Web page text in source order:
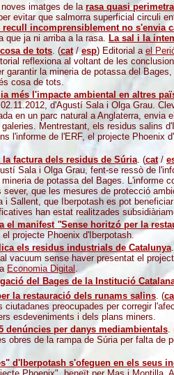
imatges de la rasa quasi
evitar que salmorra superficial circuli
recull incomprensiblement no s'envia
que ja ni arriba a la rasa. La sal i la
de tots. (cat/esp) Editorial a el
reflexiona al voltant de les
garantir la mineria de potassa del
cosa de tots.
més l'impacte ambiental en altres
d'Agustí Sala i Olga Grau.
en un parc natural a Anglaterra,
Mentrestant, els residus salins
l'informe de l'ERF, el projecte Phoenix
la factura dels residus de Súria. (cat/
Sala i Olga Grau, fent-se ressò de
de potassa del Bages. L'informe
que les mesures de protecció
i Sallent, que Iberpotash es pot
han estat realitzades
el manifest "Sense horitzó per la
projecte Phoenix d'Iberpotash.
els residus industrials de Catalunya
vacuum sense haver presentat el
Economia Digital .
del Bages de la Institució
la restauració dels runams salins. (
ciutadanes preocupades per corregir
esdeveniments i dels plans miners.
denúncies per danys mediambientals.
obres de la rampa de Súria per falta
d'Iberpotash s'ofeguen en els seus